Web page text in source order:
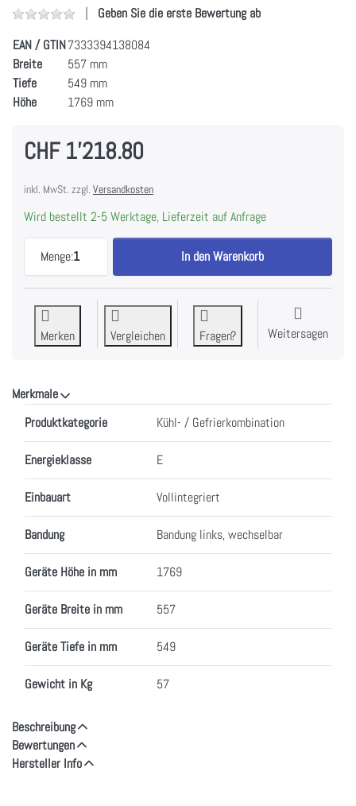
Geben Sie die erste Bewertung ab
EAN / GTIN7333394138084
Breite
557 mm
Tiefe
549 mm
Höhe
1769 mm
CHF 1'218.80
inkl. MwSt. zzgl. Versandkosten
Wird bestellt 2-5 Werktage, Lieferzeit auf Anfrage
Menge:1
Electrolux IK2621BL Kühl-/Gefrierkombination
In den Warenkorb
Merken Vergleichen Fragen? Weitersagen
Merkmale
Produktkategorie Kühl- / Gefrierkombination
Energieklasse E
Einbauart Vollintegriert
Bandung Bandung links, wechselbar
Geräte Höhe in mm 1769
Geräte Breite in mm 557
Geräte Tiefe in mm 549
Gewicht in Kg 57
Beschreibung
Bewertungen
Hersteller Info